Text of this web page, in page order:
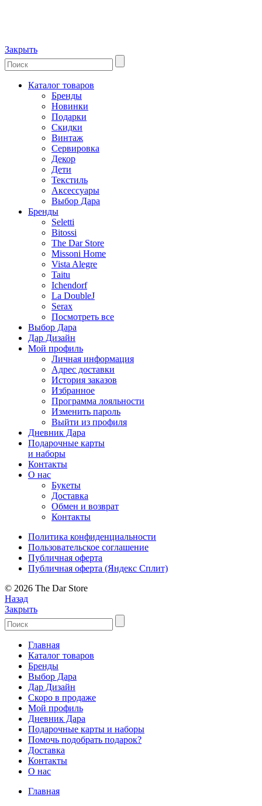
Закрыть
Каталог товаров
Бренды
Новинки
Подарки
Скидки
Винтаж
Сервировка
Декор
Дети
Текстиль
Аксессуары
Выбор Дара
Бренды
Seletti
Bitossi
The Dar Store
Missoni Home
Vista Alegre
Taitu
Ichendorf
La DoubleJ
Serax
Посмотреть все
Выбор Дара
Дар Дизайн
Мой профиль
Личная информация
Адрес доставки
История заказов
Избранное
Программа лояльности
Изменить пароль
Выйти из профиля
Дневник Дара
Подарочные карты
и наборы
Контакты
О нас
Букеты
Доставка
Обмен и возврат
Контакты
Политика конфиденциальности
Пользовательское соглашение
Публичная оферта
Публичная оферта (Яндекс Сплит)
© 2026 The Dar Store
Назад
Закрыть
Главная
Каталог товаров
Бренды
Выбор Дара
Дар Дизайн
Скоро в продаже
Мой профиль
Дневник Дара
Подарочные карты и наборы
Помочь подобрать подарок?
Доставка
Контакты
О нас
Главная